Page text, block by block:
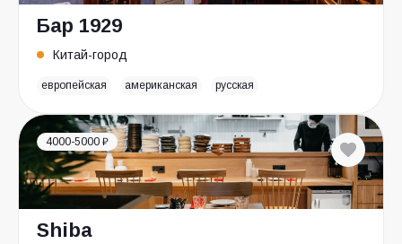
Бар 1929
Китай-город
европейская американская русская
4000-5000 ₽
Shiba